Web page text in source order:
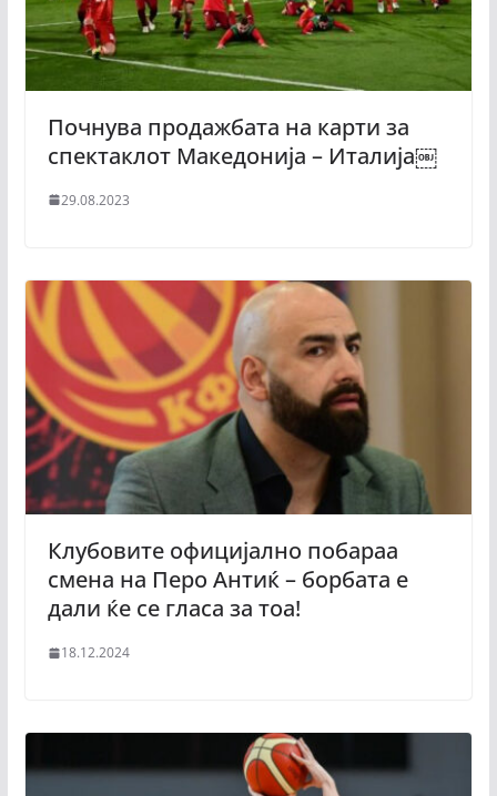
Почнува продажбата на карти за
спектаклот Македонија – Италија￼
29.08.2023
Клубовите официјално побараа
смена на Перо Антиќ – борбата е
дали ќе се гласа за тоа!
18.12.2024